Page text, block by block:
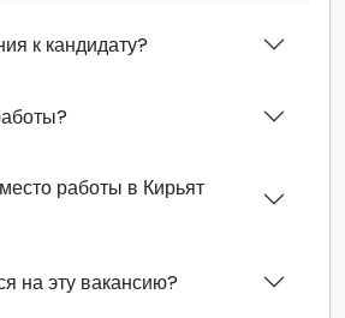
к кандидату?
работы в Кирьят
на эту вакансию?